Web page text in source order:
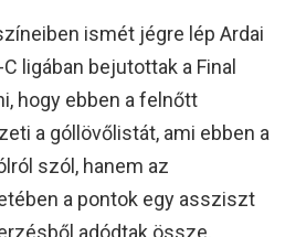
ismét jégre lép Ardai
ligában bejutottak a Final
hogy ebben a felnőtt
a góllövőlistát, ami ebben a
szól, hanem az
a pontok egy assziszt
adódtak össze.